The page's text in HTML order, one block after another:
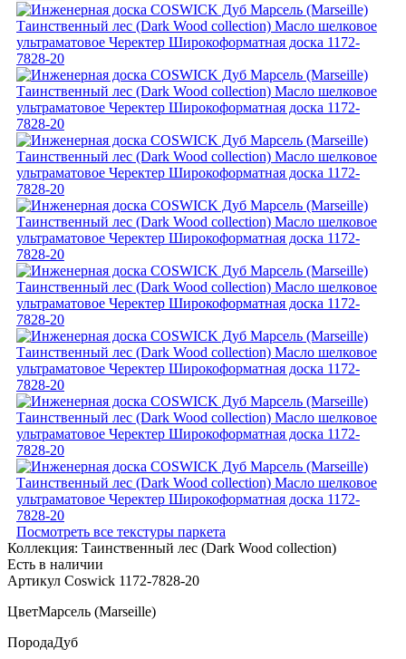
Посмотреть все текстуры паркета
Коллекция: Таинственный лес (Dark Wood collection)
Есть в наличии
Артикул Coswick 1172-7828-20
ЦветМарсель (Marseille)
ПородаДуб